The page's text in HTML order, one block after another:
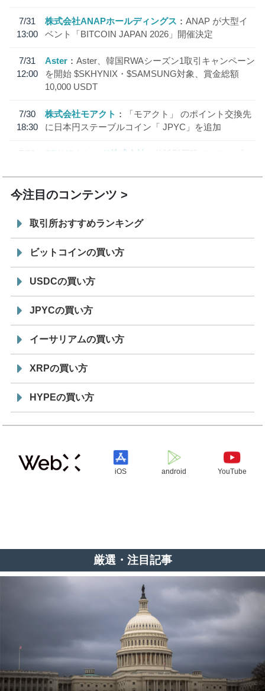
7/31
13:00
株式会社ANAPホールディングス
ANAP が大型イ
ベント「BITCOIN JAPAN 2026」開催決定
7/31
12:00
Aster
Aster、韓国RWAシーズン1取引キャンペーン
を開始 $SKHYNIX・$SAMSUNG対象、賞金総額
10,000 USDT
7/30
18:30
株式会社モアクト
「モアクト」 のポイント交換先
に日本円ステーブルコイン「 JPYC」を追加
7/29
SBI VCトレード株式会社
信託型円建てステーブル
今注目のコンテンツ
取引所おすすめランキング
ビットコインの買い方
USDCの買い方
JPYCの買い方
イーサリアムの買い方
XRPの買い方
HYPEの買い方
iOS android YouTube
厳選・注目記事